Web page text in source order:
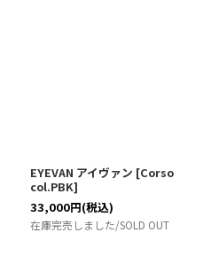
EYEVAN アイヴァン [Corso
col.PBK]
33,000円(税込)
在庫完売しました/SOLD OUT